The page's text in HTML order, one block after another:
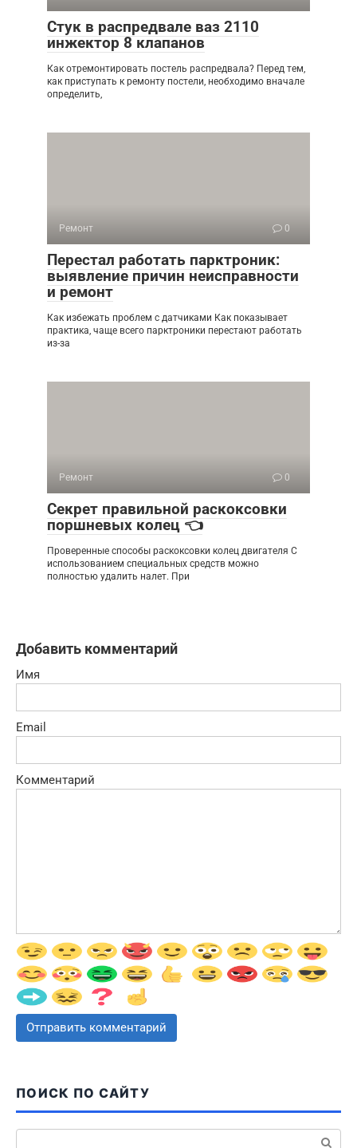
Стук в распредвале ваз 2110
инжектор 8 клапанов
Как отремонтировать постель распредвала? Перед тем,
как приступать к ремонту постели, необходимо вначале
определить,
Ремонт 0
Перестал работать парктроник:
выявление причин неисправности
и ремонт
Как избежать проблем с датчиками Как показывает
практика, чаще всего парктроники перестают работать
из-за
Ремонт 0
Секрет правильной раскоксовки
поршневых колец 👈
Проверенные способы раскоксовки колец двигателя С
использованием специальных средств можно
полностью удалить налет. При
Добавить комментарий
Имя
Email
Комментарий
ПОИСК ПО САЙТУ
Поиск: